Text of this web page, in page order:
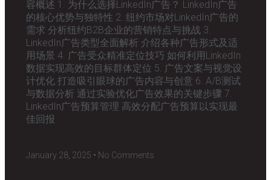
容概述 1. 为什么选择LinkedIn广告？ LinkedIn广告
的核心优势与独特性 2. 纽约市场对LinkedIn广告的
需求 分析纽约B2B企业的营销特点与挑战 3.
LinkedIn广告类型全面解析 介绍各种广告形式及适
用场景 4. 广告受众精准定位技巧 如何利用LinkedIn
数据实现高效的目标群体定位 5. 广告文案与视觉设
计优化 打造吸引眼球的广告内容与创意 6. A/B测试
与数据分析 通过实验优化广告效果的关键步骤 7.
LinkedIn广告预算管理 高效分配广告预算以实现最
佳回报
January 28, 2025 No Comments